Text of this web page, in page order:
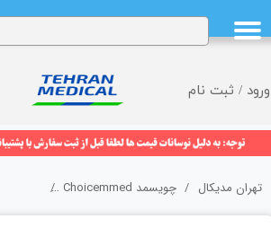
ورود / ثبت نام
حساب کاربری من
تغییر گذر واژه
خروج از حساب کاربری
تهران مدیکال چویسمد Choicemmed